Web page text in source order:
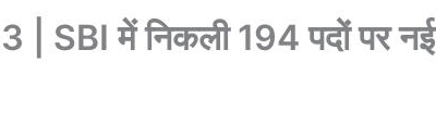
SBI में निकली 194 पदों पर नई